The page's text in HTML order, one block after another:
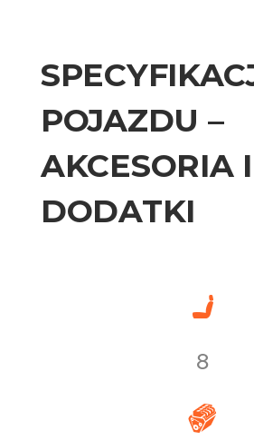
POJAZDU –
AKCESORIA I
DODATKI
8